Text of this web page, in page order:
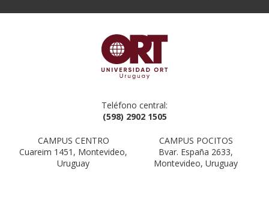
Teléfono central:
(598) 2902 1505
CAMPUS CENTRO
Cuareim 1451, Montevideo,
Uruguay
CAMPUS POCITOS
Bvar. España 2633,
Montevideo, Uruguay